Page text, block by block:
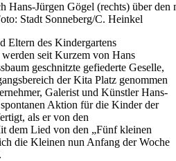
Hans-Jürgen Gögel (rechts) über
Stadt Sonneberg/C. Heinkel
Eltern des Kindergartens
werden seit Kurzem von Hans
geschnitzte gefiederte Geselle,
der Kita Platz genommen
Galerist und Künstler Hans-
Aktion für die Kinder der
als er von den
dem Lied von den „Fünf kleinen
die Kleinen nun Anfang der Woche